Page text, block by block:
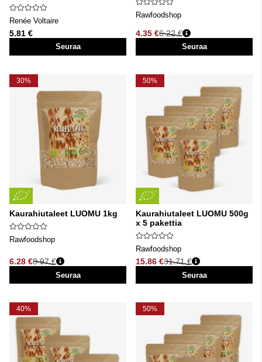
Renée Voltaire
5.81 €
Seuraa
Rawfoodshop
4.35 €
Normaali hinta
6.22 €
Seuraa
30%
Kaurahiutaleet LUOMU 1kg
Rawfoodshop
6.28 €
Normaali hinta
8.97 €
Seuraa
50%
Kaurahiutaleet LUOMU 500g
x 5 pakettia
Rawfoodshop
15.86 €
Normaali hinta
31.71 €
Seuraa
40% 50%